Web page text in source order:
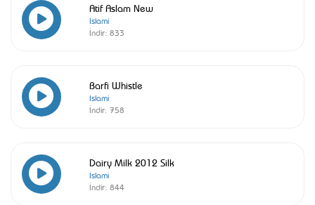
Atif Aslam New
Islami
İndir: 833
Barfi Whistle
Islami
İndir: 758
Dairy Milk 2012 Silk
Islami
İndir: 844